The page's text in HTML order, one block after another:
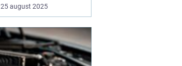
tiden har bilernes former,
tydelige spor i mode- og
designverdenen. Fra de
glinsende kromdetaljer i
25 august 2025